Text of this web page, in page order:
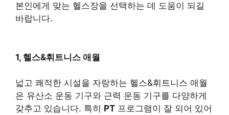
본인에게 맞는 헬스장을 선택하는 데 도움이 되길
바랍니다.
1, 헬스&휘트니스 애월
넓고 쾌적한 시설을 자랑하는 헬스&휘트니스 애월
은 유산소 운동 기구와 근력 운동 기구를 다양하게
갖추고 있습니다. 특히 PT 프로그램이 잘 되어 있어